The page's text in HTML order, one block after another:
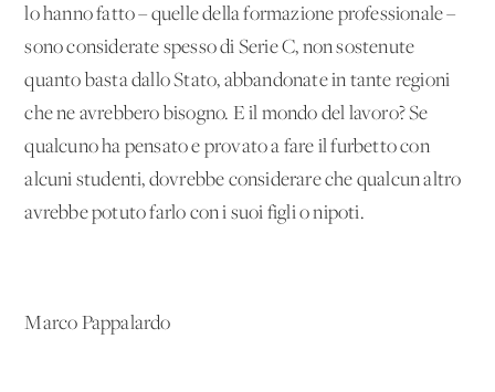
lo hanno fatto – quelle della formazione professionale –
sono considerate spesso di Serie C, non sostenute
quanto basta dallo Stato, abbandonate in tante regioni
che ne avrebbero bisogno. E il mondo del lavoro? Se
qualcuno ha pensato e provato a fare il furbetto con
alcuni studenti, dovrebbe considerare che qualcun altro
avrebbe potuto farlo con i suoi figli o nipoti.
Marco Pappalardo